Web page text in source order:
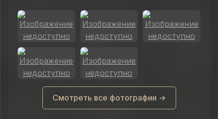
Смотреть все фотографии →